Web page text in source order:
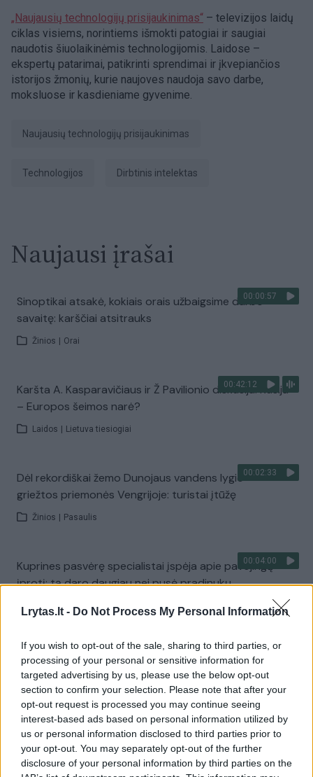
Lrytas.lt - Do Not Process My Personal Information
If you wish to opt-out of the sale, sharing to third parties, or
processing of your personal or sensitive information for
targeted advertising by us, please use the below opt-out
section to confirm your selection. Please note that after your
opt-out request is processed you may continue seeing
interest-based ads based on personal information utilized by
us or personal information disclosed to third parties prior to
your opt-out. You may separately opt-out of the further
disclosure of your personal information by third parties on the
„Naujausių technologijų prisijaukinimas“ – televizijos laidų
ciklas visiems, norintiems išmokti patogiai ir saugiai
naudotis šiuolaikinėmis technologijomis. Laidose –
ekspertų patarimai, patikrinti sprendimai ir įkvepiančios
istorijos žmonių, kurie naujoves naudoja savo darbe,
moksluose ir kasdieniame gyvenime.
Naujausių technologijų prisijaukinimas
Technologijos dirbtinis intelektas
Naujausi įrašai
00:00:57
Sinoptikai atsakė, kokiais orais užbaigsime darbo
savaitę: karščiai atsitrauks
Žinios Orai
00:42:12
Karšta A. Kasparavičiaus ir Ž Pavilionio diskusija: Rusija
– Europos šeimos narė?
Laidos Lietuva tiesiogiai
00:02:33
Dėl rekordiškai žemo Dunojaus vandens lygio –
griežtos priemonės Vengrijoje: turistai įtūžę
Žinios Pasaulis
00:04:00
Kuprines pasvėrę specialistai įspėja apie pavojingą
įprotį: tą daro daugiau nei pusė pradinukų
Žinios | Lietuvos diena
Visi įrašai
Žiūrimiausi įrašai
00:00:30
Vaizdai iš tragiškos avarijos Vilniaus r.: dviejų moterų ir